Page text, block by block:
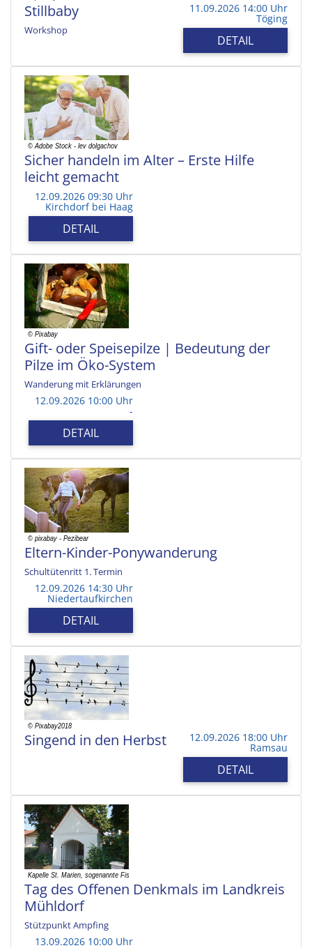
Stillbaby
Workshop
11.09.2026 14:00 Uhr
Töging
DETAIL
Sicher handeln im Alter – Erste Hilfe
leicht gemacht
12.09.2026 09:30 Uhr
Kirchdorf bei Haag
DETAIL
Gift- oder Speisepilze | Bedeutung der
Pilze im Öko-System
Wanderung mit Erklärungen
12.09.2026 10:00 Uhr
-
DETAIL
Eltern-Kinder-Ponywanderung
Schultütenritt 1. Termin
12.09.2026 14:30 Uhr
Niedertaufkirchen
DETAIL
Singend in den Herbst 12.09.2026 18:00 Uhr
Ramsau
DETAIL
Tag des Offenen Denkmals im Landkreis
Mühldorf
Stützpunkt Ampfing
13.09.2026 10:00 Uhr